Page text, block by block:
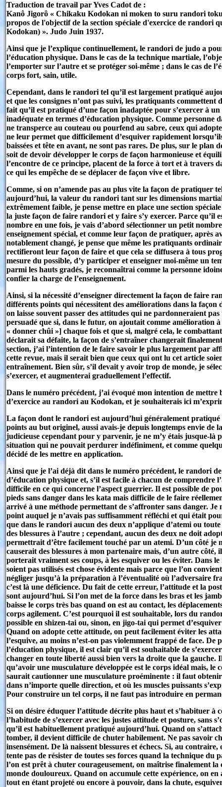
Traduction de travail par Yves Cadot de :
Kanô Jigorô « Chikaku Kodokan ni moken to suru randori
propos de l'objectif de la section spéciale d'exercice de randori
Kodokan) ». Judo Juin 1937.
Ainsi que je l’explique continuellement, le randori de judo a
l’éducation physique. Dans le cas de la technique martiale,
l’emporter sur l’autre et se protéger soi-même ; dans le cas de
corps fort, sain, utile.
Cependant, dans le randori tel qu’il est largement pratiqué
et que les consignes n’ont pas suivi, les pratiquants commettent
fait qu’il est pratiqué d’une façon inadaptée pour s’exercer à
inadéquate en termes d’éducation physique. Comme personne
ne transperce au couteau ou pourfend au sabre, ceux qui
ne leur permet que difficilement d’esquiver rapidement
baissées et tête en avant, ne sont pas rares. De plus, sur le plan
soit de devoir développer le corps de façon harmonieuse et
l’encontre de ce principe, placent de la force à tort et à travers
ce qui les empêche de se déplacer de façon vive et libre.
Comme, si on n’amende pas au plus vite la façon de pratiquer
aujourd’hui, la valeur du randori tant sur les dimensions
extrêmement faible, je pense mettre en place une section
la juste façon de faire randori et y faire s’y exercer. Parce qu’il
nombre en une fois, je vais d’abord sélectionner un petit
enseignement spécial, et comme leur façon de pratiquer, après
notablement changé, je pense que même les pratiquants
rectifieront leur façon de faire et que cela se diffusera à tous
mesure du possible, d’y participer et enseigner moi-même un
parmi les hauts gradés, je reconnaîtrai comme la personne
confier la charge de l’enseignement.
Ainsi, si la nécessité d’enseigner directement la façon de faire
différents points qui nécessitent des améliorations dans la
on laisse souvent passer des attitudes qui ne pardonneraient
persuadé que si, dans le futur, on ajoutait comme amélioration
« donner chûi »] chaque fois et que si, malgré cela, le
déclarait sa défaite, la façon de s’entraîner changerait
section, j’ai l’intention de le faire savoir le plus largement par
cette revue, mais il serait bien que ceux qui ont lu cet article
entraînement. Bien sûr, s’il devait y avoir trop de monde, je
s’exercer, et augmenterai graduellement l’effectif.
Dans le numéro précédent, j’ai évoqué mon intention de mettre
d’exercice au randori au Kodokan, et je souhaiterais ici
La façon dont le randori est aujourd’hui généralement
points au but originel, aussi avais-je depuis longtemps envie de
judicieuse cependant pour y parvenir, je ne m’y étais jusque-là
situation qui ne pouvait perdurer indéfiniment, et comme
décidé de les mettre en application.
Ainsi que je l’ai déjà dit dans le numéro précédent, le randori
d’éducation physique et, s’il est facile à chacun de comprendre
difficile en ce qui concerne l’aspect guerrier. Il est possible de
pieds sans danger dans les kata mais difficile de le faire
arrivé à une méthode permettant de s’affronter sans danger. Je
point auquel je n’avais pas suffisamment réfléchi et qui était
que dans le randori aucun des deux n’applique d’atemi ou
des blessures à l’autre ; cependant, aucun des deux ne doit
permettrait d’être facilement touché par un atemi. D’un côté je
causerait des blessures à mon partenaire mais, d’un autre côté,
porterait vraiment ses coups, à les esquiver ou les éviter. Dans
soient pas utilisés est chose évidente mais parce que l’on
négliger jusqu’à la préparation à l’éventualité où l’adversaire
c’est là une déficience. Du fait de cette erreur, l’attitude et la
sont aujourd’hui. Si l’on met de la force dans les bras et les
baisse le corps très bas quand on est au contact, les
corps agilement. C’est pourquoi il est souhaitable, lors du
possible en shizen-tai ou, sinon, en jigo-tai qui permet
Quand on adopte cette attitude, on peut facilement éviter les
l’esquive, au moins n’est-on pas violemment frappé de face.
l’éducation physique, il est clair qu’il est souhaitable de
changer en toute liberté aussi bien vers la droite que la gauche.
qu’avoir une musculature développée est le corps idéal mais, le
saurait cautionner une musculature proéminente : il faut
dans n’importe quelle direction, et où les muscles puissants
Pour construire un tel corps, il ne faut pas introduire en
Si on désire éduquer l’attitude décrite plus haut et s’habituer à
l’habitude de s’exercer avec les justes attitude et posture, sans
qu’il est habituellement pratiqué aujourd’hui. Quand on
tomber, il devient difficile de chuter habilement. Ne pas savoir
insensément. De là naissent blessures et échecs. Si, au
tente pas de résister de toutes ses forces quand la technique du
l’on est prêt à chuter courageusement, on maîtrise finalement la
monde douloureux. Quand on accumule cette expérience, on
tout en étant projeté ou encore à pouvoir, dans la chute,